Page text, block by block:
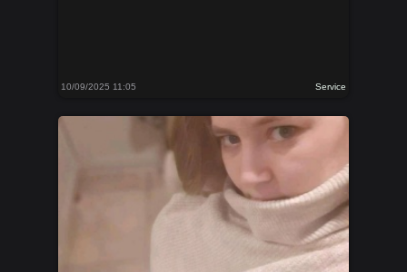
10/09/2025 11:05 Service